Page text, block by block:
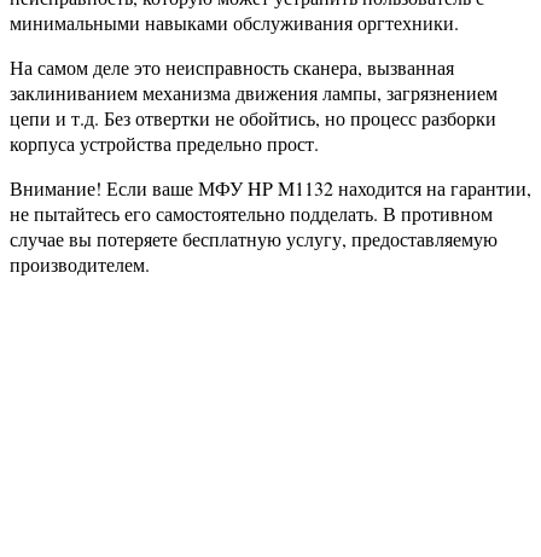
минимальными навыками обслуживания оргтехники.
На самом деле это неисправность сканера, вызванная
заклиниванием механизма движения лампы, загрязнением
цепи и т.д. Без отвертки не обойтись, но процесс разборки
корпуса устройства предельно прост.
Внимание! Если ваше МФУ HP M1132 находится на гарантии,
не пытайтесь его самостоятельно подделать. В противном
случае вы потеряете бесплатную услугу, предоставляемую
производителем.